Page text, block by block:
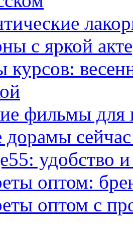
с яркой
курсов:
фильмы для
дорамы
удобство
оптом:
оптом с